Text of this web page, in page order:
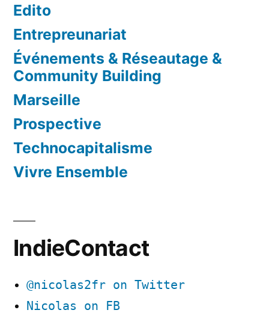
Edito
Entrepreunariat
Événements & Réseautage &
Community Building
Marseille
Prospective
Technocapitalisme
Vivre Ensemble
IndieContact
@nicolas2fr on Twitter
Nicolas on FB